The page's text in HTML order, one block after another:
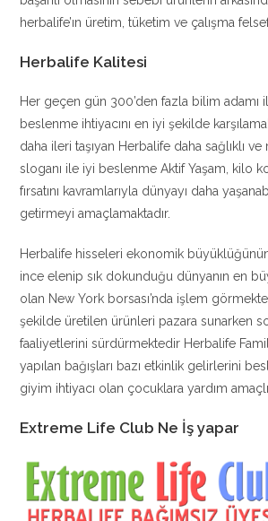
herbalife’ın üretim, tüketim ve çalışma
Herbalife Kalitesi
Her geçen gün 300’den fazla bilim adamı
beslenme ihtiyacını en iyi şekilde
daha ileri taşıyan Herbalife daha sağlıklı
sloganı ile iyi beslenme Aktif Yaşam, kilo
fırsatını kavramlarıyla dünyayı daha
getirmeyi amaçlamaktadır.
Herbalife hisseleri ekonomik büyüklüğünün
ince elenip sık dokunduğu dünyanın en
olan New York borsası’nda işlem
şekilde üretilen ürünleri pazara sunarken
faaliyetlerini sürdürmektedir Herbalife
yapılan bağışları bazı etkinlik gelirlerini
giyim ihtiyacı olan çocuklara yardım
Extreme Life Club Ne İş yapar